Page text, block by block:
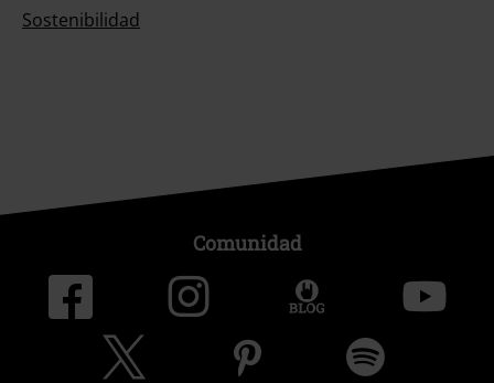
Sostenibilidad
Comunidad